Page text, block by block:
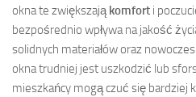
okna te zwiększająkomfort i
bezpośrednio wpływa na jakość
solidnych materiałów oraz
okna trudniej jest uszkodzić lub
mieszkańcy mogą czuć się bardziej